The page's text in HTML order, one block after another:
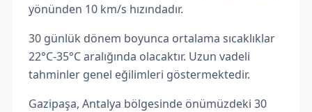
yönünden 10 km/s hızındadır.
30 günlük dönem boyunca ortalama sıcaklıklar
22°C-35°C aralığında olacaktır. Uzun vadeli
tahminler genel eğilimleri göstermektedir.
Gazipaşa, Antalya bölgesinde önümüzdeki 30